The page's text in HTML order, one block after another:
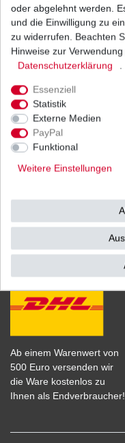
UVP
1
Ab einem Warenwert von
500 Euro versenden wir
die Ware kostenlos zu
Ihnen als Endverbraucher!
oder abgelehnt werden.
und die Einwilligung zu
zu widerrufen. Beachten
Hinweise zur
Daten­schutz­erklärung
.
Essenziell
Statistik
Externe Medien
PayPal
Funktional
Weitere Einstellungen